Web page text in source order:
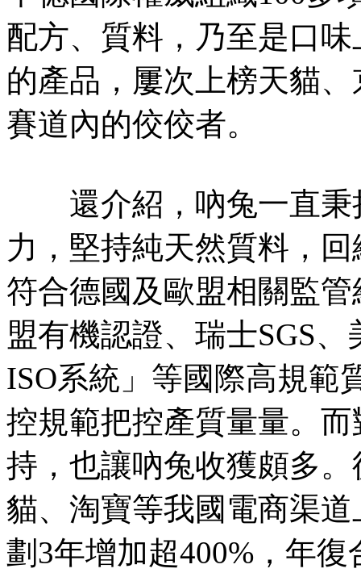
配方、質料，乃至是口
的產品，屢次上榜天貓
賽道內的佼佼者。
還介紹，吶兔一直秉
力，堅持純天然質料，
符合德國及歐盟相關監
盟有機認證、瑞士SGS
ISO系統」等國際高規範
控規範把控產質量量。
持，也讓吶兔收獲頗多
貓、淘寶等我國電商渠
劃3年增加超400%，年復